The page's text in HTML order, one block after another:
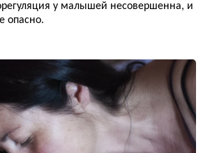
у малышей несовершенна, и
опасно.